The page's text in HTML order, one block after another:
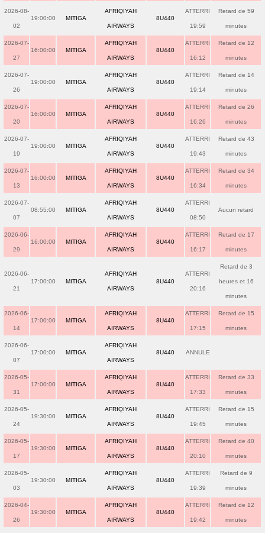
2026-08-
02
19:00:00 MITIGA
AFRIQIYAH
AIRWAYS
8U440
ATTERRI
19:59
Retard de 59
minutes
2026-07-
27
16:00:00 MITIGA
AFRIQIYAH
AIRWAYS
8U440
ATTERRI
16:12
Retard de 12
minutes
2026-07-
26
19:00:00 MITIGA
AFRIQIYAH
AIRWAYS
8U440
ATTERRI
19:14
Retard de 14
minutes
2026-07-
20
16:00:00 MITIGA
AFRIQIYAH
AIRWAYS
8U440
ATTERRI
16:26
Retard de 26
minutes
2026-07-
19
19:00:00 MITIGA
AFRIQIYAH
AIRWAYS
8U440
ATTERRI
19:43
Retard de 43
minutes
2026-07-
13
16:00:00 MITIGA
AFRIQIYAH
AIRWAYS
8U440
ATTERRI
16:34
Retard de 34
minutes
2026-07-
07
08:55:00 MITIGA
AFRIQIYAH
AIRWAYS
8U440
ATTERRI
08:50
Aucun retard
2026-06-
29
16:00:00 MITIGA
AFRIQIYAH
AIRWAYS
8U440
ATTERRI
16:17
Retard de 17
minutes
2026-06-
21
17:00:00 MITIGA
AFRIQIYAH
AIRWAYS
8U440
ATTERRI
20:16
Retard de 3
heures et 16
minutes
2026-06-
14
17:00:00 MITIGA
AFRIQIYAH
AIRWAYS
8U440
ATTERRI
17:15
Retard de 15
minutes
2026-06-
07
17:00:00 MITIGA
AFRIQIYAH
AIRWAYS
8U440 ANNULE
2026-05-
31
17:00:00 MITIGA
AFRIQIYAH
AIRWAYS
8U440
ATTERRI
17:33
Retard de 33
minutes
2026-05-
24
19:30:00 MITIGA
AFRIQIYAH
AIRWAYS
8U440
ATTERRI
19:45
Retard de 15
minutes
2026-05-
17
19:30:00 MITIGA
AFRIQIYAH
AIRWAYS
8U440
ATTERRI
20:10
Retard de 40
minutes
2026-05-
03
19:30:00 MITIGA
AFRIQIYAH
AIRWAYS
8U440
ATTERRI
19:39
Retard de 9
minutes
2026-04-
26
19:30:00 MITIGA
AFRIQIYAH
AIRWAYS
8U440
ATTERRI
19:42
Retard de 12
minutes